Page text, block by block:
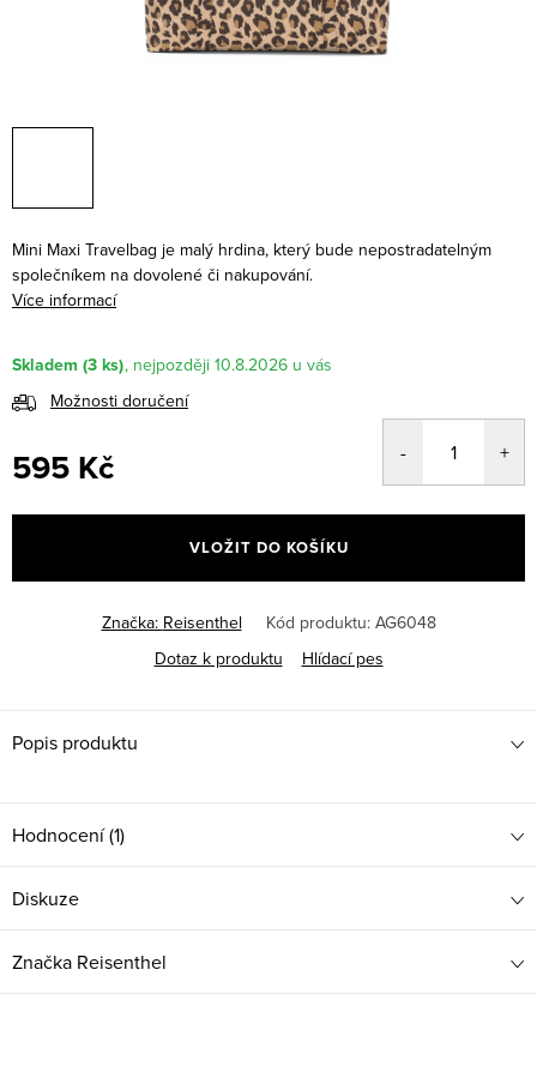
Mini Maxi Travelbag je malý hrdina, který bude nepostradatelným
společníkem na dovolené či nakupování.
Více informací
Skladem (3 ks)
10.8.2026
Možnosti doručení
595 Kč
cena:
VLOŽIT DO KOŠÍKU
Značka: Reisenthel Kód produktu: AG6048
Dotaz k produktu
Hlídací pes
Popis produktu
Hodnocení (1)
Diskuze
Značka Reisenthel